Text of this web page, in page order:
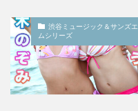
渋谷ミュージック＆サンズエ
ムシリーズ